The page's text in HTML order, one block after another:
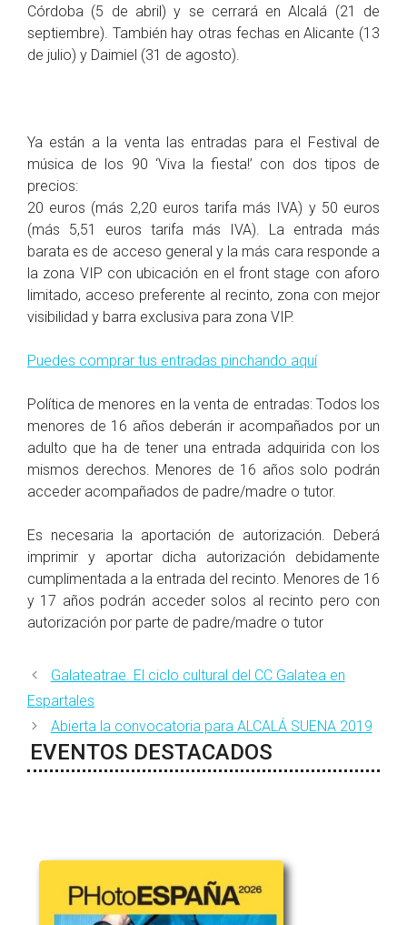
Córdoba (5 de abril) y se cerrará en Alcalá (21 de
septiembre). También hay otras fechas en Alicante (13
de julio) y Daimiel (31 de agosto).
Ya están a la venta las entradas para el Festival de
música de los 90 ‘Viva la fiesta!’ con dos tipos de
precios:
20 euros (más 2,20 euros tarifa más IVA) y 50 euros
(más 5,51 euros tarifa más IVA). La entrada más
barata es de acceso general y la más cara responde a
la zona VIP con ubicación en el front stage con aforo
limitado, acceso preferente al recinto, zona con mejor
visibilidad y barra exclusiva para zona VIP.
Puedes comprar tus entradas pinchando aquí
Política de menores en la venta de entradas: Todos los
menores de 16 años deberán ir acompañados por un
adulto que ha de tener una entrada adquirida con los
mismos derechos. Menores de 16 años solo podrán
acceder acompañados de padre/madre o tutor.
Es necesaria la aportación de autorización. Deberá
imprimir y aportar dicha autorización debidamente
cumplimentada a la entrada del recinto. Menores de 16
y 17 años podrán acceder solos al recinto pero con
autorización por parte de padre/madre o tutor
Galateatrae. El ciclo cultural del CC Galatea en
Espartales
Abierta la convocatoria para ALCALÁ SUENA 2019
EVENTOS DESTACADOS